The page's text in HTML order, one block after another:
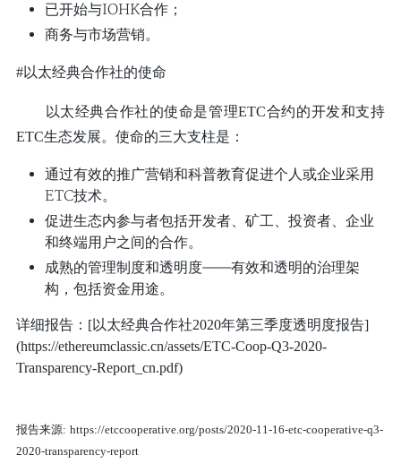
已开始与IOHK合作；
商务与市场营销。
#以太经典合作社的使命
以太经典合作社的使命是管理ETC合约的开发和支持
ETC生态发展。使命的三大支柱是：
通过有效的推广营销和科普教育促进个人或企业采用
ETC技术。
促进生态内参与者包括开发者、矿工、投资者、企业
和终端用户之间的合作。
成熟的管理制度和透明度——有效和透明的治理架
构，包括资金用途。
详细报告：[以太经典合作社2020年第三季度透明度报告]
(https://ethereumclassic.cn/assets/ETC-Coop-Q3-2020-
Transparency-Report_cn.pdf)
报告来源: https://etccooperative.org/posts/2020-11-16-etc-cooperative-q3-
2020-transparency-report